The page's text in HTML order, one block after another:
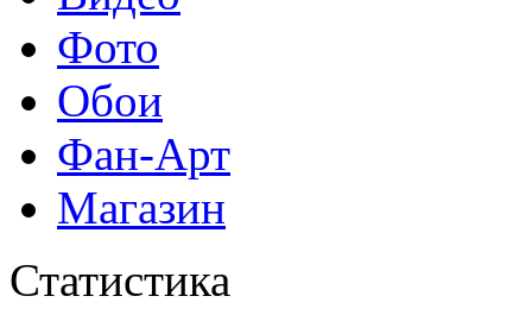
Фото
Обои
Фан-Арт
Магазин
Статистика